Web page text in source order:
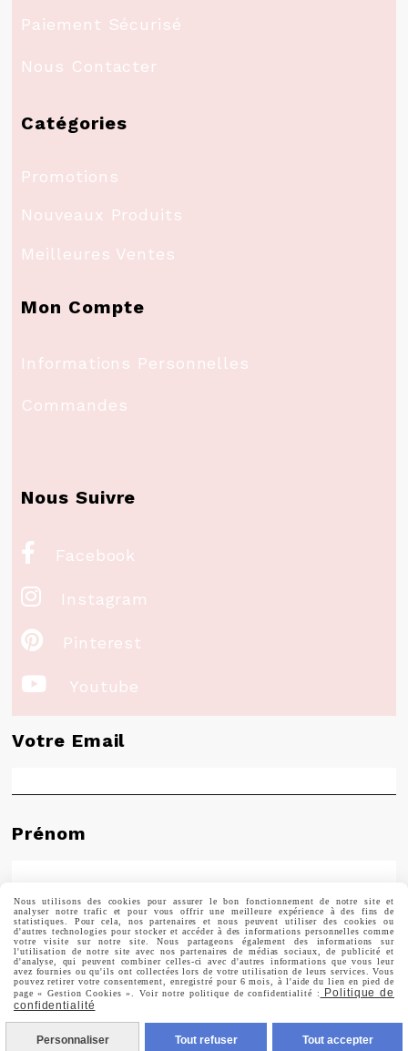
Paiement Sécurisé
Nous Contacter
Catégories
Promotions
Nouveaux Produits
Meilleures Ventes
Mon Compte
Informations Personnelles
Commandes
Nous Suivre
 Facebook
 Instagram
 Pinterest
 Youtube
Votre Email
Prénom
Valider
Vous pouvez vous désinscrire à tout moment. Vous
trouverez pour cela nos informations de contact dans les
conditions d'utilisation du site.
Nous utilisons des cookies pour assurer le bon fonctionnement de notre site et
analyser notre trafic et pour vous offrir une meilleure expérience à des fins de
statistiques. Pour cela, nos partenaires et nous peuvent utiliser des cookies ou
d'autres technologies pour stocker et accéder à des informations personnelles comme
votre visite sur notre site. Nous partageons également des informations sur
l'utilisation de notre site avec nos partenaires de médias sociaux, de publicité et
d'analyse, qui peuvent combiner celles-ci avec d'autres informations que vous leur
avez fournies ou qu'ils ont collectées lors de votre utilisation de leurs services. Vous
pouvez retirer votre consentement, enregistré pour 6 mois, à l'aide du lien en pied de
page « Gestion Cookies ». Voir notre politique de confidentialité :
Politique de
confidentialité
Personnaliser Tout refuser Tout accepter